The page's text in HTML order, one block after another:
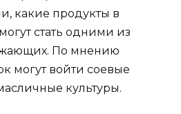
какие продукты в
стать одними из
По мнению
могут войти соевые
культуры.